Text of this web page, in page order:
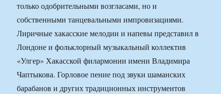
только одобрительными возгласами, но и
собственными танцевальными импровизациями.
Лиричные хакасские мелодии и напевы представил в
Лондоне и фольклорный музыкальный коллектив
«Улгер» Хакасской филармонии имени Владимира
Чаптыкова. Горловое пение под звуки шаманских
барабанов и других традиционных инструментов